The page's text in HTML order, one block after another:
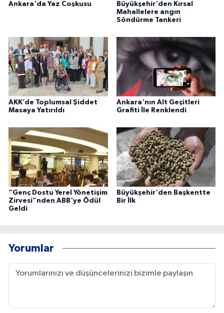
Ankara'da Yaz Coşkusu
Büyükşehir'den Kırsal
Mahallelere angın
Söndürme Tankeri
AKK’de Toplumsal Şiddet
Masaya Yatırıldı
Ankara'nın Alt Geçitleri
Grafiti İle Renklendi
“Genç Dostu Yerel Yönetişim
Zirvesi”nden ABB'ye Ödül
Geldi
Büyükşehir'den Başkentte
Bir İlk
Yorumlar